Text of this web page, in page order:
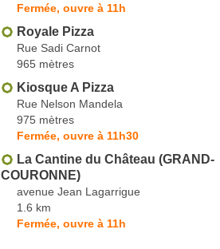
Fermée, ouvre à 11h
Royale Pizza
Rue Sadi Carnot
965 mètres
Kiosque A Pizza
Rue Nelson Mandela
975 mètres
Fermée, ouvre à 11h30
La Cantine du Château (GRAND-
COURONNE)
avenue Jean Lagarrigue
1.6 km
Fermée, ouvre à 11h